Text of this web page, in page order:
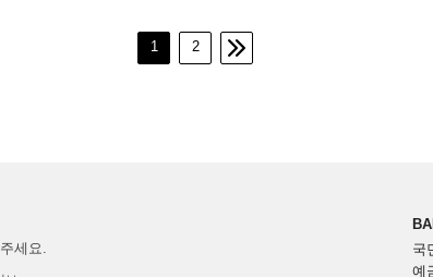
1 2
세요.
국
예